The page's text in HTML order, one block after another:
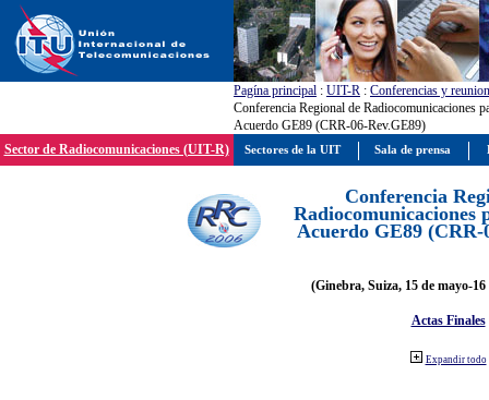
Pagína principal : UIT-R : Conferencias y
Conferencia Regional de Radiocomunicaciones
Acuerdo GE89 (CRR-06-Rev.GE89)
Sector de Radiocomunicaciones (UIT-R)
Conferencia
Radiocomunicaciones
Acuerdo GE89 (CRR-
(Ginebra, Suiza, 15 de mayo-
Actas Finales
Expandir todo
Sectores de la UIT Sala de prensa